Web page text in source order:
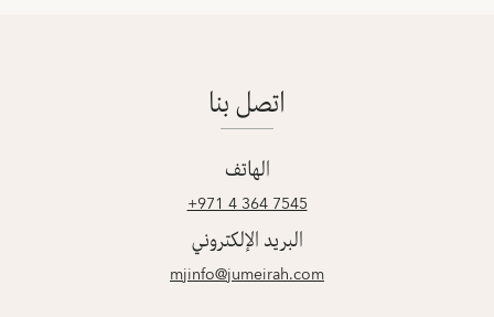
اتصل بنا
الهاتف
‎+971 4 364 7545
البريد الإلكتروني
mjinfo@jumeirah.com